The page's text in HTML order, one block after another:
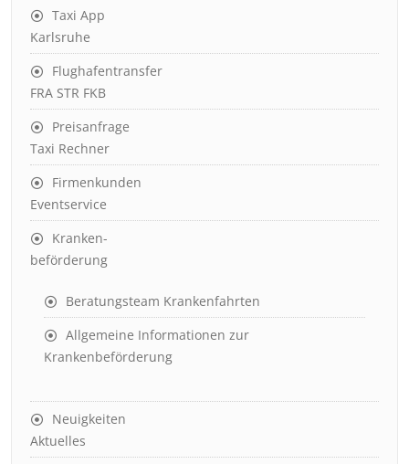
Taxi App
Karlsruhe
Flughafentransfer
FRA STR FKB
Preisanfrage
Taxi Rechner
Firmenkunden
Eventservice
Kranken-
beförderung
Beratungsteam Krankenfahrten
Allgemeine Informationen zur
Krankenbeförderung
Neuigkeiten
Aktuelles